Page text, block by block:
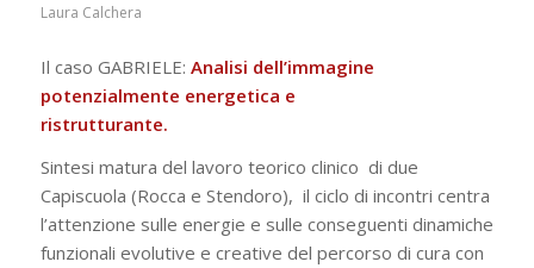
Laura Calchera
Il caso GABRIELE: Analisi dell’immagine
potenzialmente energetica e
ristrutturante.
Sintesi matura del lavoro teorico clinico di due
Capiscuola (Rocca e Stendoro), il ciclo di incontri centra
l’attenzione sulle energie e sulle conseguenti dinamiche
funzionali evolutive e creative del percorso di cura con